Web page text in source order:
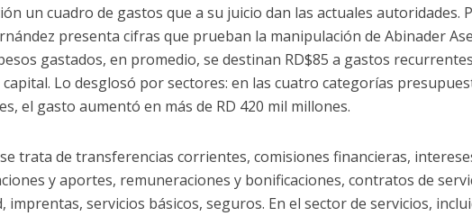
un cuadro de gastos que a su juicio dan las actuales autoridades.
presenta cifras que prueban la manipulación de Abinader
gastados, en promedio, se destinan RD$85 a gastos
capital. Lo desglosó por sectores: en las cuatro categorías
el gasto aumentó en más de RD 420 mil millones.
trata de transferencias corrientes, comisiones financieras,
y aportes, remuneraciones y bonificaciones, contratos de
imprentas, servicios básicos, seguros. En el sector de servicios,